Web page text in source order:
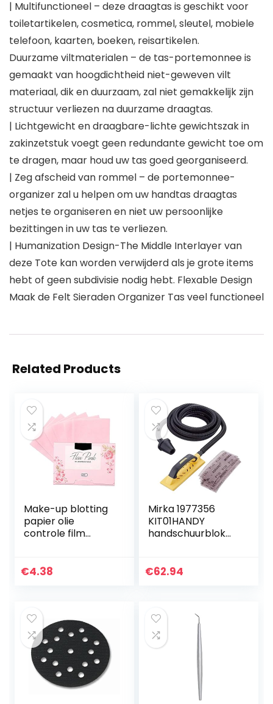
| Multifunctioneel – deze draagtas is geschikt voor
toiletartikelen, cosmetica, rommel, sleutel, mobiele
telefoon, kaarten, boeken, reisartikelen.
Duurzame viltmaterialen – de tas-portemonnee is
gemaakt van hoogdichtheid niet-geweven vilt
materiaal, dik en duurzaam, zal niet gemakkelijk zijn
structuur verliezen na duurzame draagtas.
| Lichtgewicht en draagbare-lichte gewichtszak in
zakinzetstuk voegt geen redundante gewicht toe om
te dragen, maar houd uw tas goed georganiseerd.
| Zeg afscheid van rommel – de portemonnee-
organizer zal u helpen om uw handtas draagtas
netjes te organiseren en niet uw persoonlijke
bezittingen in uw tas te verliezen.
| Humanization Design-The Middle Interlayer van
deze Tote kan worden verwijderd als je grote items
hebt of geen subdivisie nodig hebt. Flexable Design
Maak de Felt Sieraden Organizer Tas veel functioneel
Related Products
Make-up blotting
papier olie
controle film
olieachtige
€4.38
Mirka 1977356
KIT01HANDY
handschuurblok
€62.94